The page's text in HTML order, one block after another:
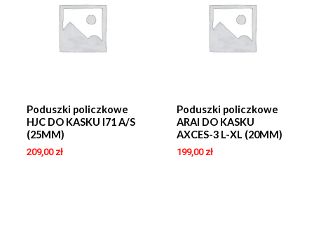
Poduszki policzkowe
HJC DO KASKU I71 A/S
(25MM)
209,00 zł
Poduszki policzkowe
ARAI DO KASKU
AXCES-3 L-XL (20MM)
199,00 zł